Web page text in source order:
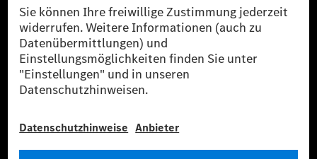
* Die angegebenen Werte wurden nach dem vorgeschriebenen
Messverfahren WLTP (Worldwide harmonised Light vehicles Test
Procedure) ermittelt. Die angegebenen Spannweiten beziehen sich auf
den europäischen Markt. Der Energieverbrauch und der CO₂-Ausstoß
eines Pkw sind nicht nur von der effizienten Ausnutzung des Kraftstoffs
bzw. des Energieträgers durch den Pkw, sondern auch vom Fahrstil und
anderen nichttechnischen Faktoren abhängig.
** Der Stromverbrauch wurde auf der Grundlage der VO 692/2008/EG
wurden intern nach Maßgabe der Zertifizierungsmethode „WLTP-